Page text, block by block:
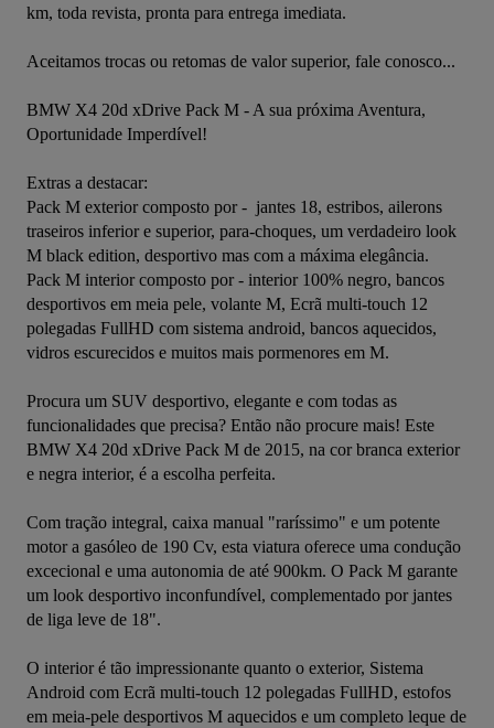
km, toda revista, pronta para entrega imediata.
Aceitamos trocas ou retomas de valor superior, fale conosco...
BMW X4 20d xDrive Pack M - A sua próxima Aventura,
Oportunidade Imperdível!
Extras a destacar:
Pack M exterior composto por -  jantes 18, estribos, ailerons
traseiros inferior e superior, para-choques, um verdadeiro look
M black edition, desportivo mas com a máxima elegância.
Pack M interior composto por - interior 100% negro, bancos
desportivos em meia pele, volante M, Ecrã multi-touch 12
polegadas FullHD com sistema android, bancos aquecidos,
vidros escurecidos e muitos mais pormenores em M.
Procura um SUV desportivo, elegante e com todas as
funcionalidades que precisa? Então não procure mais! Este
BMW X4 20d xDrive Pack M de 2015, na cor branca exterior
e negra interior, é a escolha perfeita.
Com tração integral, caixa manual "raríssimo" e um potente
motor a gasóleo de 190 Cv, esta viatura oferece uma condução
excecional e uma autonomia de até 900km. O Pack M garante
um look desportivo inconfundível, complementado por jantes
de liga leve de 18".
O interior é tão impressionante quanto o exterior, Sistema
Android com Ecrã multi-touch 12 polegadas FullHD, estofos
em meia-pele desportivos M aquecidos e um completo leque de